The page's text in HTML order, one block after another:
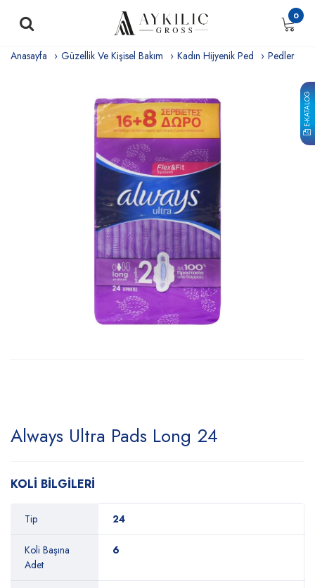
E-KATALOG
0
Anasayfa Güzellik Ve Kişisel Bakım Kadın Hijyenik Ped Pedler
Always Ultra Pads Long 24
KOLİ BİLGİLERİ
Tip 24
Koli Başına
Adet
6